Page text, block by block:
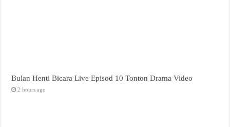
Bulan Henti Bicara Live Episod 10 Tonton Drama Video
2 hours ago